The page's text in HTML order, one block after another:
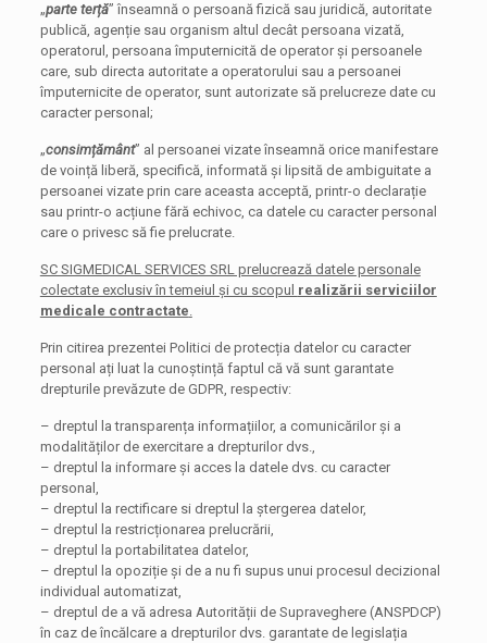
„parte terță” înseamnă o persoană fizică sau juridică, autoritate
publică, agenție sau organism altul decât persoana vizată,
operatorul, persoana împuternicită de operator și persoanele
care, sub directa autoritate a operatorului sau a persoanei
împuternicite de operator, sunt autorizate să prelucreze date cu
caracter personal;
„consimțământ” al persoanei vizate înseamnă orice manifestare
de voință liberă, specifică, informată și lipsită de ambiguitate a
persoanei vizate prin care aceasta acceptă, printr-o declarație
sau printr-o acțiune fără echivoc, ca datele cu caracter personal
care o privesc să fie prelucrate.
SC SIGMEDICAL SERVICES SRL prelucrează datele personale
colectate exclusiv în temeiul și cu scopul realizării serviciilor
medicale contractate.
Prin citirea prezentei Politici de protecția datelor cu caracter
personal ați luat la cunoștință faptul că vă sunt garantate
drepturile prevăzute de GDPR, respectiv:
– dreptul la transparența informațiilor, a comunicărilor și a
modalităților de exercitare a drepturilor dvs.,
– dreptul la informare și acces la datele dvs. cu caracter
personal,
– dreptul la rectificare si dreptul la ștergerea datelor,
– dreptul la restricționarea prelucrării,
– dreptul la portabilitatea datelor,
– dreptul la opoziție și de a nu fi supus unui procesul decizional
individual automatizat,
– dreptul de a vă adresa Autorității de Supraveghere (ANSPDCP)
în caz de încălcare a drepturilor dvs. garantate de legislația